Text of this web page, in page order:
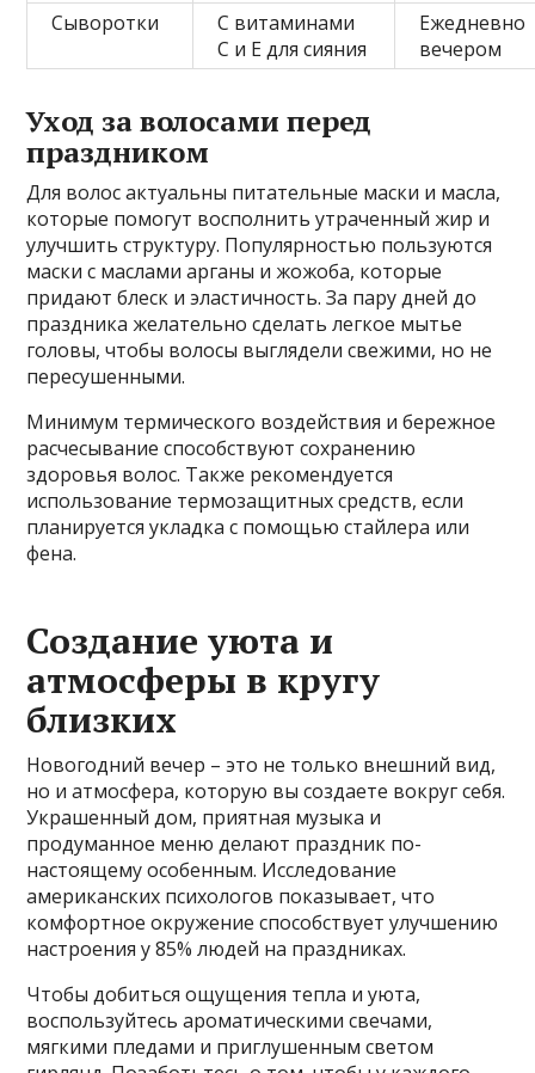
Сыворотки
С витаминами
С и Е для сияния
Ежедневно
вечером
Уход за волосами перед
праздником
Для волос актуальны питательные маски и масла,
которые помогут восполнить утраченный жир и
улучшить структуру. Популярностью пользуются
маски с маслами арганы и жожоба, которые
придают блеск и эластичность. За пару дней до
праздника желательно сделать легкое мытье
головы, чтобы волосы выглядели свежими, но не
пересушенными.
Минимум термического воздействия и бережное
расчесывание способствуют сохранению
здоровья волос. Также рекомендуется
использование термозащитных средств, если
планируется укладка с помощью стайлера или
фенa.
Создание уюта и
атмосферы в кругу
близких
Новогодний вечер – это не только внешний вид,
но и атмосфера, которую вы создаете вокруг себя.
Украшенный дом, приятная музыка и
продуманное меню делают праздник по-
настоящему особенным. Исследование
американских психологов показывает, что
комфортное окружение способствует улучшению
настроения у 85% людей на праздниках.
Чтобы добиться ощущения тепла и уюта,
воспользуйтесь ароматическими свечами,
мягкими пледами и приглушенным светом